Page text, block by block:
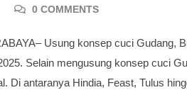
0 COMMENTS
Usung konsep cuci Gudang,
Selain mengusung konsep cuci
Di antaranya Hindia, Feast, Tulus